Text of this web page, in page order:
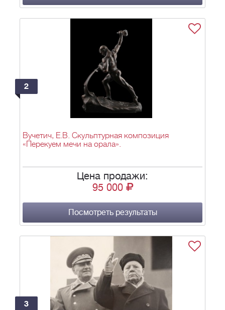
2
Вучетич, Е.В. Скульптурная композиция
«Перекуем мечи на орала».
Цена продажи:
95 000
Посмотреть результаты
3